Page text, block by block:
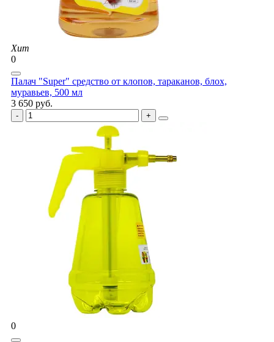
Хит
0
Палач "Super" средство от клопов, тараканов, блох,
муравьев, 500 мл
3 650 руб.
0